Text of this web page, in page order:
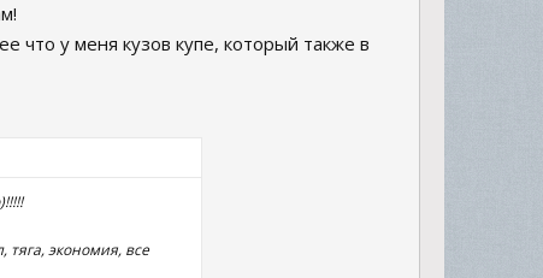
что у меня кузов купе, который также в
тяга, экономия, все